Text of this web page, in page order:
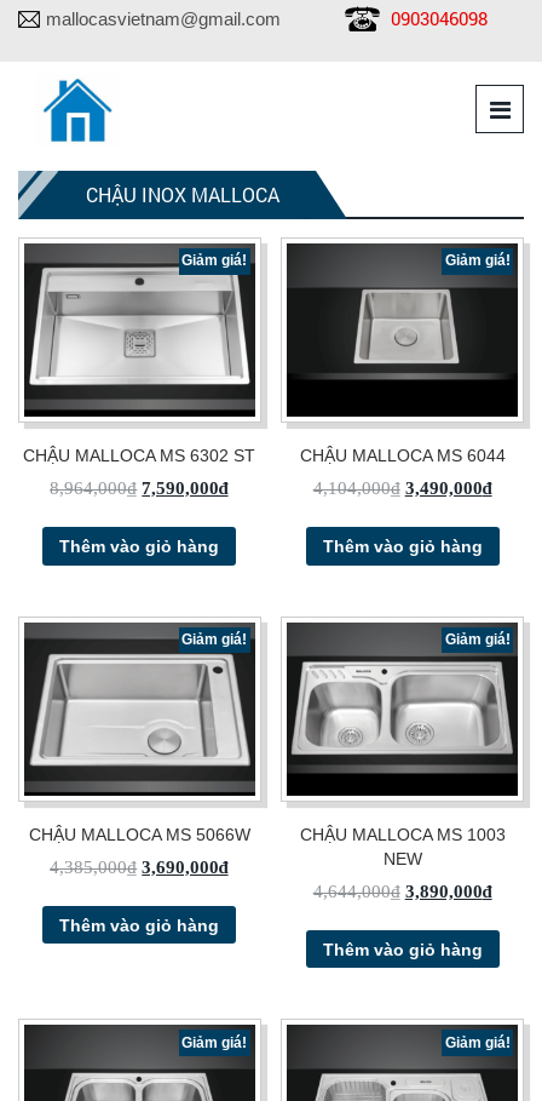
mallocasvietnam@gmail.com 0903046098
CHẬU INOX MALLOCA
Giảm giá!
CHẬU MALLOCA MS 6302 ST
8,964,000₫ 7,590,000₫
Thêm vào giỏ hàng
Giảm giá!
CHẬU MALLOCA MS 6044
4,104,000₫ 3,490,000₫
Thêm vào giỏ hàng
Giảm giá!
CHẬU MALLOCA MS 5066W
4,385,000₫ 3,690,000₫
Thêm vào giỏ hàng
Giảm giá!
CHẬU MALLOCA MS 1003
NEW
4,644,000₫ 3,890,000₫
Thêm vào giỏ hàng
Giảm giá! Giảm giá!